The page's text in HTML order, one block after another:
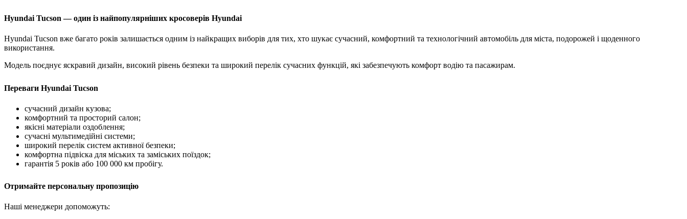
Hyundai Tucson — один із найпопулярніших кросоверів Hyundai
Hyundai Tucson вже багато років залишається одним із найкращих виборів для тих, хто шукає сучасний, комфортний та технологічний автомобіль для міста, подорожей і щоденного
використання.
Модель поєднує яскравий дизайн, високий рівень безпеки та широкий перелік сучасних функцій, які забезпечують комфорт водію та пасажирам.
Переваги Hyundai Tucson
сучасний дизайн кузова;
комфортний та просторий салон;
якісні матеріали оздоблення;
сучасні мультимедійні системи;
широкий перелік систем активної безпеки;
комфортна підвіска для міських та заміських поїздок;
гарантія 5 років або 100 000 км пробігу.
Отримайте персональну пропозицію
Наші менеджери допоможуть: